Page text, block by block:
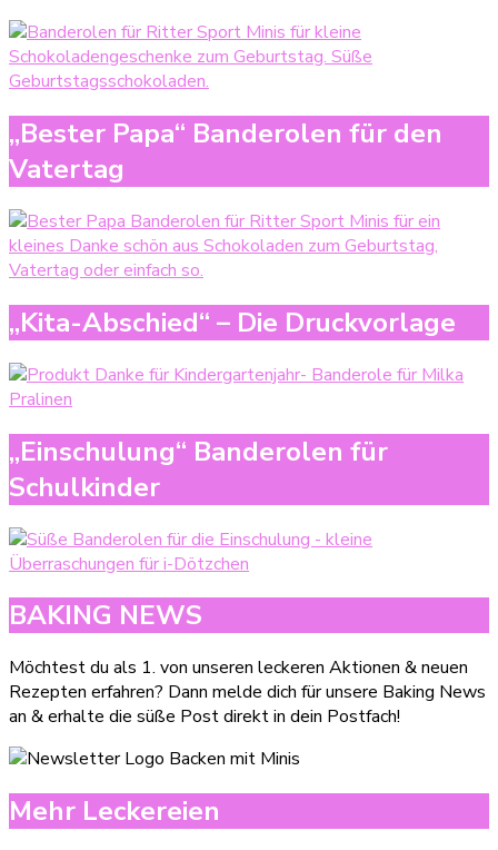
„Bester Papa“ Banderolen für den
Vatertag
„Kita-Abschied“ – Die Druckvorlage
„Einschulung“ Banderolen für
Schulkinder
BAKING NEWS
Möchtest du als 1. von unseren leckeren Aktionen & neuen
Rezepten erfahren? Dann melde dich für unsere Baking News
an & erhalte die süße Post direkt in dein Postfach!
Mehr Leckereien